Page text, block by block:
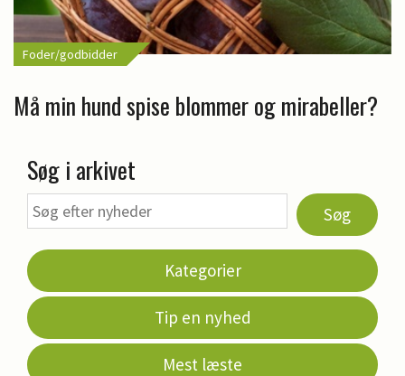
Foder/godbidder
Må min hund spise blommer og mirabeller?
Søg i arkivet
Søg
Kategorier
Tip en nyhed
Mest læste